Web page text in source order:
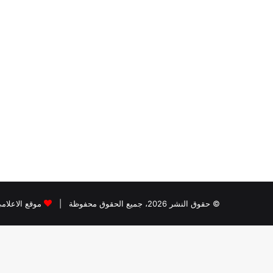
© حقوق النشر 2026، جميع الحقوق محفوظة | موقع